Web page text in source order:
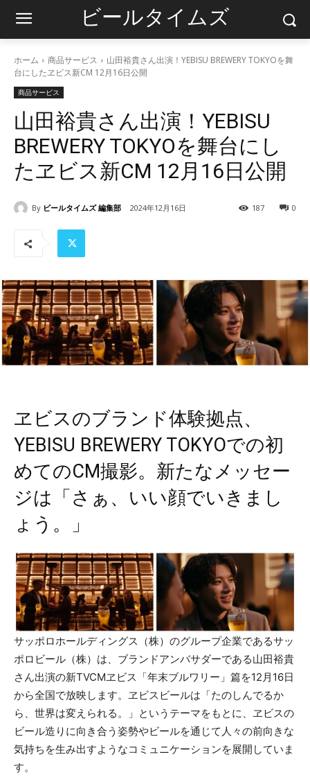
ビールタイムズ
ホーム 商品サービス
山田裕貴さん出演！YEBISU BREWERY TOKYOを舞
台にしたヱビス新CM 12月16日公開
商品サービス
山田裕貴さん出演！YEBISU
BREWERY TOKYOを舞台にし
たヱビス新CM 12月16日公開
By ビールタイムズ 編集部 2024年12月16日 0
187
ヱビスのブランド体験拠点、
YEBISU BREWERY TOKYOでの初
めてのCM撮影。新たなメッセー
ジは「さぁ、いい顔でいきまし
ょう。」
サッポロホールディングス（株）のグループ企業であるサッ
ポロビール（株）は、ブランドアンバサダーである山田裕貴
さん出演の新TVCMヱビス「年末ブルワリー」篇を12月16日
から全国で放映します。ヱビスビールは「たのしんでるか
ら、世界は変えられる。」というテーマをもとに、ヱビスの
ビール造りに向き合う姿勢やビールを通じて人々の前向きな
気持ちを生み出すようなコミュニケーションを展開していま
す。